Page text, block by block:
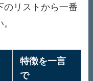
のリストから一番
特徴を一言
で